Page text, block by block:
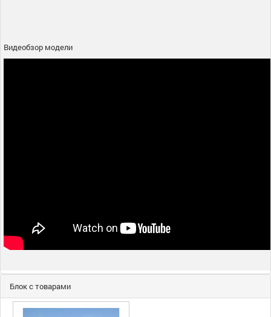
Видеобзор модели
Блок с товарами